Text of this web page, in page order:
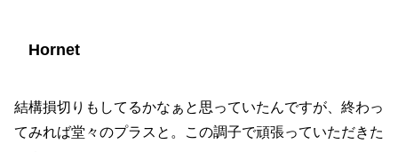
Hornet
結構損切りもしてるかなぁと思っていたんですが、終わっ
てみれば堂々のプラスと。この調子で頑張っていただきた